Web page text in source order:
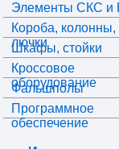
Элементы СКС и
Короба, колонны,
лючки
Шкафы, стойки
Кроссовое
оборудование
Фальшполы
Программное
обеспечение